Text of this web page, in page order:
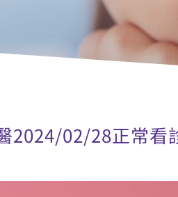
2024/02/28正常看